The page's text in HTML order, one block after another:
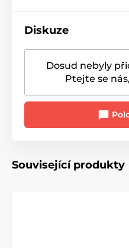
Diskuze
Dosud nebyly
Ptejte se
Související produkty